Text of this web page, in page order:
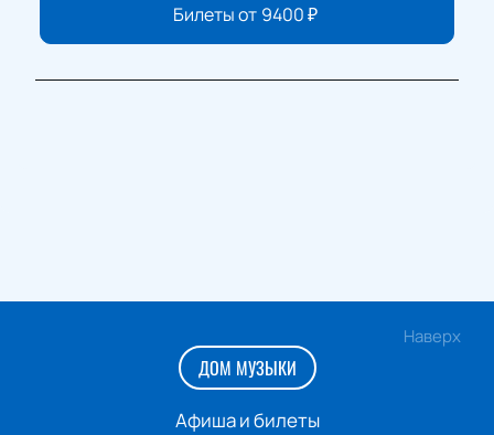
Билеты от 9400₽
Наверх
ДОМ МУЗЫКИ
Афиша и билеты